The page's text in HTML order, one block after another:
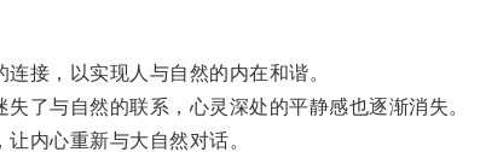
接，以实现人与自然的内在和谐。
与自然的联系，心灵深处的平静感也逐渐消失。
内心重新与大自然对话。